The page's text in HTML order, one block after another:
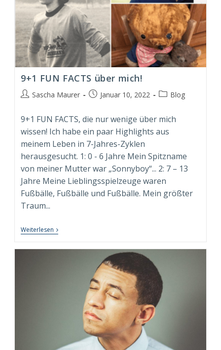
9+1 FUN FACTS über mich!
Beitrags-
Sascha Maurer
BeitragJanuar 10, 2022
Beitrags-
Blog
9+1 FUN FACTS, die nur wenige über mich
wissen! Ich habe ein paar Highlights aus
meinem Leben in 7-Jahres-Zyklen
herausgesucht. 1: 0 - 6 Jahre Mein Spitzname
von meiner Mutter war „Sonnyboy“... 2: 7 – 13
Jahre Meine Lieblingsspielzeuge waren
Fußbälle, Fußbälle und Fußbälle. Mein größter
Traum...
Weiterlesen 9+1
FUN